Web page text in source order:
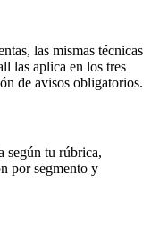
las mismas técnicas
las aplica en los tres
de avisos obligatorios.
según tu rúbrica,
por segmento y